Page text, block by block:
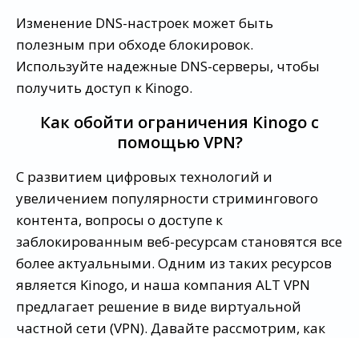
Изменение DNS-настроек может быть
полезным при обходе блокировок.
Используйте надежные DNS-серверы, чтобы
получить доступ к Kinogo.
Как обойти ограничения Kinogo с
помощью VPN?
С развитием цифровых технологий и
увеличением популярности стримингового
контента, вопросы о доступе к
заблокированным веб-ресурсам становятся все
более актуальными. Одним из таких ресурсов
является Kinogo, и наша компания ALT VPN
предлагает решение в виде виртуальной
частной сети (VPN). Давайте рассмотрим, как